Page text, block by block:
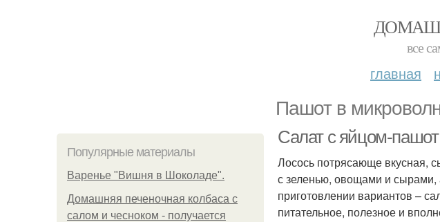
все
главная
Пашот в
Популярные материалы
Варенье "Вишня в Шоколаде".
Домашняя печеночная колбаса с
салом и чесноком - получается
Салат с яйцом-
Лосось потрясающе вкусная,
с зеленью, овощами и сырами,
приготовлении вариантов –
питательное, полезное и